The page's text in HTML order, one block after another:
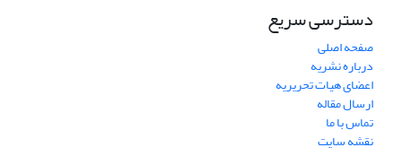
دسترسی سریع
صفحه اصلی
درباره نشریه
اعضای هیات تحریریه
ارسال مقاله
تماس با ما
نقشه سایت